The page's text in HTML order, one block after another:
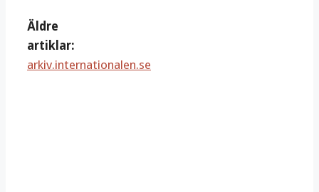
Äldre
artiklar:
arkiv.internationalen.se